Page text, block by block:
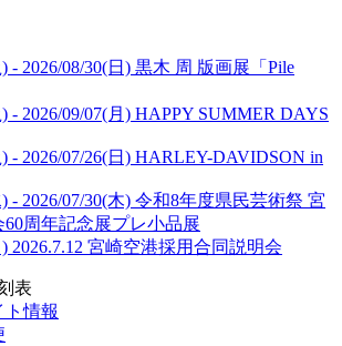
- 2026/08/30(日) 黒木 周 版画展「Pile
- 2026/09/07(月) HAPPY SUMMER DAYS
- 2026/07/26(日) HARLEY-DAVIDSON in
- 2026/07/30(木) 令和8年度県民芸術祭 宮
周年記念展プレ小品展
2026.7.12 宮崎空港採用合同説明会
表
ト情報